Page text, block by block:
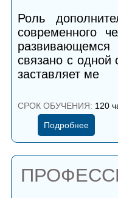
Роль
современного
развивающемся
связано с
заставляет ме
СРОК ОБУЧЕНИЯ: 120
Подробнее